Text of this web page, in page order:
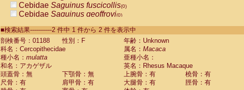
Cebidae Saguinus fuscicollis(0)
Cebidae Saguinus geoffroyi(0)
CebidaeSaguinus labiatus(0)
Cebidae Saguinus leucopus (0)
CebidaeSaguinus midas
Cebidae
CebidaeSaguinus nigricollis (1)
Cebidae Saguinus oedipus
Cebidae Saguinus weddelli
■検索結果-----------2 件中 1 件から 2 件を表示中
剖検番号：01188
性別：F
年齢：Unknown
科名：Cercopithecidae
属名： Macaca
種小名： mulatta
亜種小名：
和名：アカゲザル
英名：Rhesus Macaque
頭蓋骨：無
下顎骨：無 上腕骨：有
橈骨：有
尺骨：有
肩甲骨：有 大腿骨：有
脛骨：有